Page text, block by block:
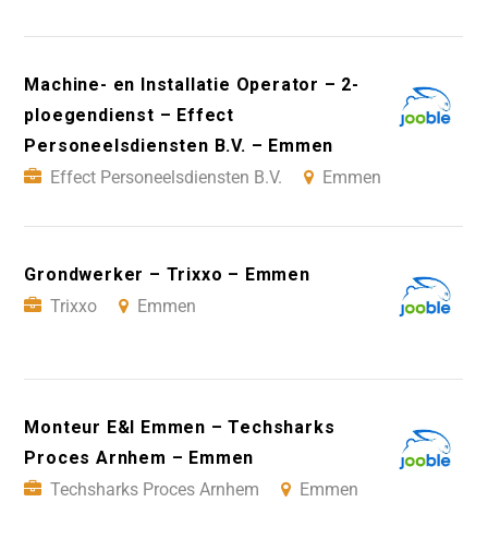
Machine- en Installatie Operator – 2-
ploegendienst – Effect
Personeelsdiensten B.V. – Emmen
Effect Personeelsdiensten B.V.
Emmen
Grondwerker – Trixxo – Emmen
Trixxo
Emmen
Monteur E&I Emmen – Techsharks
Proces Arnhem – Emmen
Techsharks Proces Arnhem
Emmen